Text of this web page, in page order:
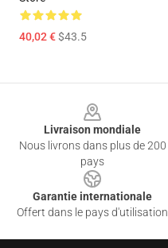
40,02 €$43.5
Livraison mondiale
Nous livrons dans plus de 200
pays
Garantie internationale
Offert dans le pays d'utilisation